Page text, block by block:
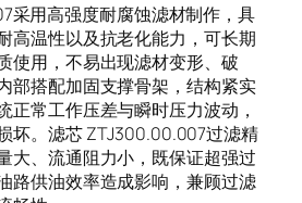
采用高强度耐腐蚀滤材制作，具
高温性以及抗老化能力，可长期
使用，不易出现滤材变形、破
部搭配加固支撑骨架，结构紧实
正常工作压差与瞬时压力波动，
坏。滤芯 ZTJ300.00.007过滤精
大、流通阻力小，既保证超强过
路供油效率造成影响，兼顾过滤